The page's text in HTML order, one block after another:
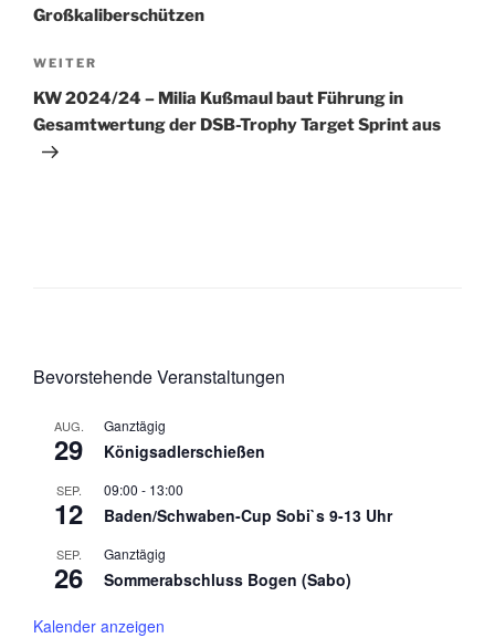
Großkaliberschützen
Nächster
Beitrag
WEITER
KW 2024/24 – Milia Kußmaul baut Führung in
Gesamtwertung der DSB-Trophy Target Sprint aus
Bevorstehende Veranstaltungen
AUG.
29
Ganztägig
Königsadlerschießen
SEP.
12
09:00 - 13:00
Baden/Schwaben-Cup Sobi`s 9-13 Uhr
SEP.
26
Ganztägig
Sommerabschluss Bogen (Sabo)
Kalender anzeigen